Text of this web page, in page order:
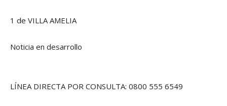
1 de VILLA AMELIA
Noticia en desarrollo
LÍNEA DIRECTA POR CONSULTA: 0800 555 6549